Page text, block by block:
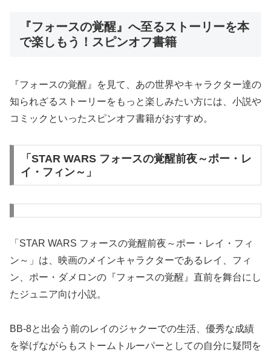
『フォースの覚醒』へ至るストーリーを本
で楽しもう！スピンオフ書籍
『フォースの覚醒』を見て、あの世界やキャラクター達の
知られざるストーリーをもっと楽しみたい方には、小説や
コミックといったスピンオフ書籍がおすすめ。
「STAR WARS フォースの覚醒前夜～ポー・レ
イ・フィン～」
「STAR WARS フォースの覚醒前夜～ポー・レイ・フィ
ン～」は、映画のメインキャラクターであるレイ、フィ
ン、ポー・ダメロンの『フォースの覚醒』直前を舞台にし
たジュニア向け小説。
BB-8と出会う前のレイのジャクーでの生活、優秀な成績
を挙げながらもストームトルーパーとしての自分に疑問を